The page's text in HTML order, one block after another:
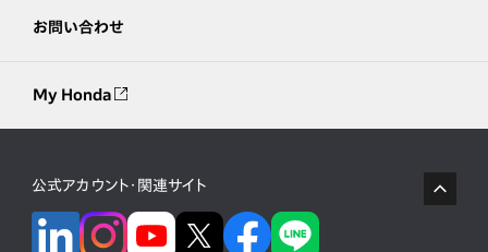
お問い合わせ
My Honda
公式アカウント・関連サイト